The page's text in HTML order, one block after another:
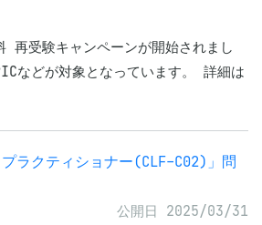
受験キャンペーンが開始されまし
などが対象となっています。 詳細は
プラクティショナー(CLF-C02)」問
公開日 2025/03/31